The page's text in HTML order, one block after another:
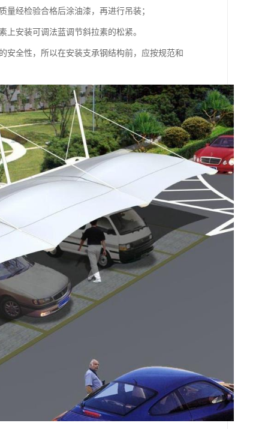
经检验合格后涂油漆，再进行吊装；
安装可调法蓝调节斜拉素的松紧。
安全性，所以在安装支承钢结构前，应按规范和